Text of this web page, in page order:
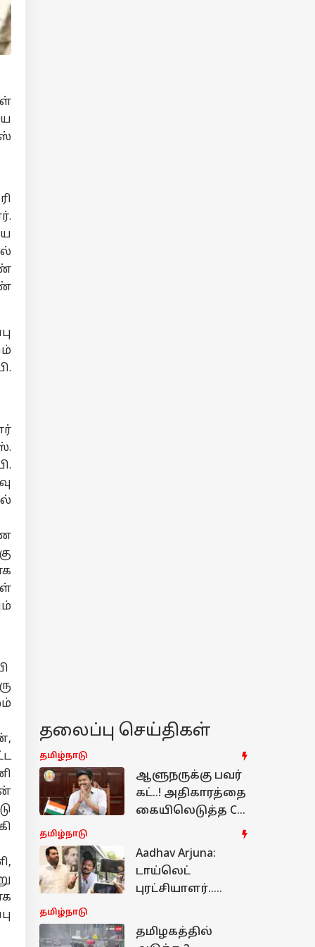
தலைப்பு செய்திகள்
தமிழ்நாடு
ஆளுநருக்கு பவர்
கட்..! அதிகாரத்தை
கையிலெடுத்த CM
கட்டாயம்,
கலக்கத்தில்
அதிகாரிகள்
தமிழ்நாடு
Aadhav Arjuna:
டாய்லெட்
புரட்சியாளர்..
முயற்சி..
உதயநிதியை
தமிழ்நாடு
தமிழகத்தில்